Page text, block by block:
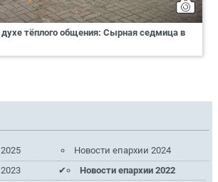
тёплого общения: Сырная седмица в
Новости епархии 2024
Новости епархии 2022